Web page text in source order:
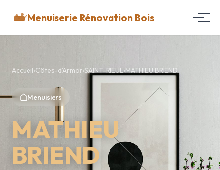
Menuiserie Rénovation Bois
Accueil›Côtes-d'Armor›SAINT-RIEUL›MATHIEU BRIEND
Menuisiers
MATHIEU
BRIEND